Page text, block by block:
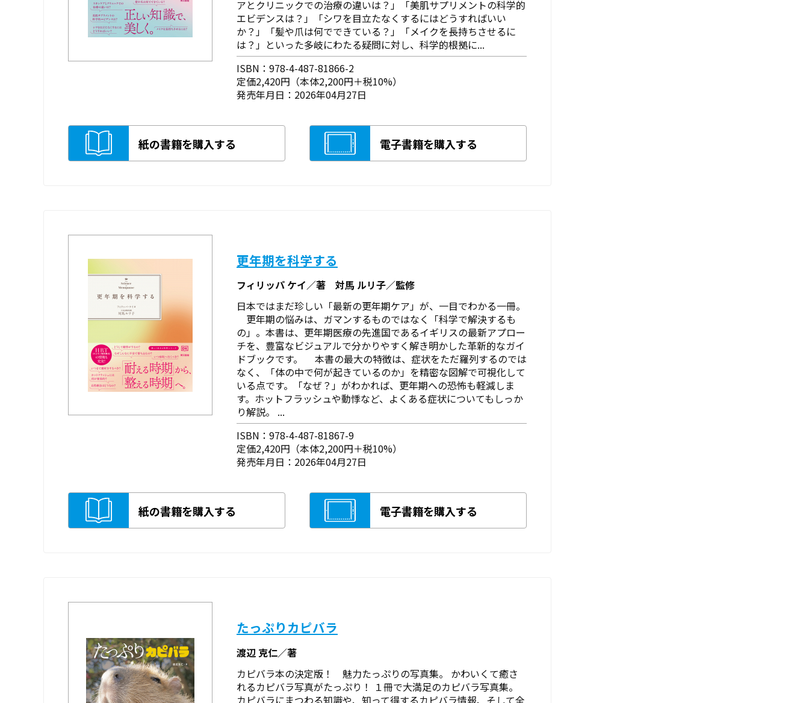
アとクリニックでの治療の違いは？」「美肌サプリメントの科学的
エビデンスは？」「シワを目立たなくするにはどうすればいい
か？」「髪や爪は何でできている？」「メイクを長持ちさせるに
は？」といった多岐にわたる疑問に対し、科学的根拠に...
ISBN：978-4-487-81866-2
定価2,420円（本体2,200円＋税10%）
発売年月日：2026年04月27日
紙の書籍を購入する 電子書籍を購入する
更年期を科学する
フィリッパ ケイ／著 対馬 ルリ子／監修
日本ではまだ珍しい「最新の更年期ケア」が、一目でわかる一冊。
更年期の悩みは、ガマンするものではなく「科学で解決するも
の」。本書は、更年期医療の先進国であるイギリスの最新アプロー
チを、豊富なビジュアルで分かりやすく解き明かした革新的なガイ
ドブックです。 本書の最大の特徴は、症状をただ羅列するのでは
なく、「体の中で何が起きているのか」を精密な図解で可視化して
いる点です。「なぜ？」がわかれば、更年期への恐怖も軽減しま
す。ホットフラッシュや動悸など、よくある症状についてもしっか
り解説。 ...
ISBN：978-4-487-81867-9
定価2,420円（本体2,200円＋税10%）
発売年月日：2026年04月27日
紙の書籍を購入する 電子書籍を購入する
たっぷりカピバラ
渡辺 克仁／著
カピバラ本の決定版！ 魅力たっぷりの写真集。 かわいくて癒さ
れるカピバラ写真がたっぷり！ １冊で大満足のカピバラ写真集。
カピバラにまつわる知識や、知って得するカピバラ情報、そして全